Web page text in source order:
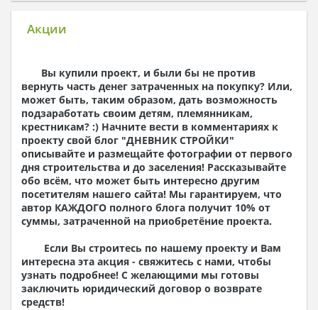
частей является техническое описание, которое
и кубатуры, а также о предлагаемых конструкционных
и отделочных предложениях и рекомендованных
строительных материалах.
1. Архитектурный раздел:
план первого и остальных этажей – показывает
размещение отдельных помещений и их
размеры, площадь, размещение стен,
размещение дверных и оконных проемов,
кухонных и санитарных установок;
проекции, разрезы, фасады в масштабе 1:50;
спецификации оконных и дверных проемов;
показывает размещение конструкционных
элементов кровли и их разрезы, спецификацию
элементов стропильной конструкции крыши;
спецификация элементов стропильной
конструкции крыши;
Акции
Вы купили проект, и были бы не против
вернуть часть денег затраченных на покупку? Или,
может быть, таким образом, дать возможность
подзаработать своим детям, племянникам,
крестникам? :) Начните вести в комментариях к
проекту свой блог "ДНЕВНИК СТРОЙКИ"
описывайте и размещайте фотографии от первого
дня строительства и до заселения! Рассказывайте
обо всём, что может быть интересно другим
посетителям нашего сайта! Мы гарантируем, что
автор КАЖДОГО полного блога получит 10% от
суммы, затраченной на приобретёние проекта.
Если Вы строитесь по нашему проекту и Вам
интересна эта акция - свяжитесь с нами, чтобы
узнать подробнее! С желающими мы готовы
заключить юридический договор о возврате
средств!